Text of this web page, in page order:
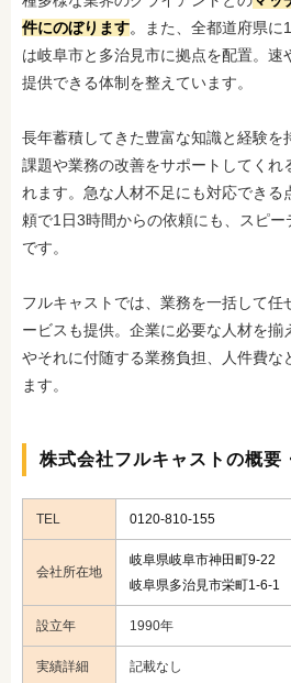
件にのぼります。
また、全都道府県
は岐阜市と多治見市に拠点を配置。速
提供できる体制を整えています。
長年蓄積してきた豊富な知識と経験を
課題や業務の改善をサポートしてくれ
れます。急な人材不足にも対応できる
頼で1日3時間からの依頼にも、スピ
です。
フルキャストでは、業務を一括して任
ービスも提供。企業に必要な人材を揃
やそれに付随する業務負担、人件費な
ます。
株式会社フルキャストの概要
TEL 0120-810-155
会社所在地
岐阜県岐阜市神田町9-22
岐阜県多治見市栄町1-6-1
設立年 1990年
実績詳細 記載なし